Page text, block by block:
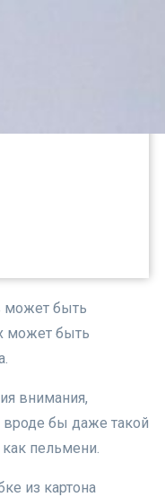
может быть
может быть
внимания,
бы даже такой
пельмени.
из картона